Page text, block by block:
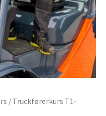
/ Truckførerkurs T1-